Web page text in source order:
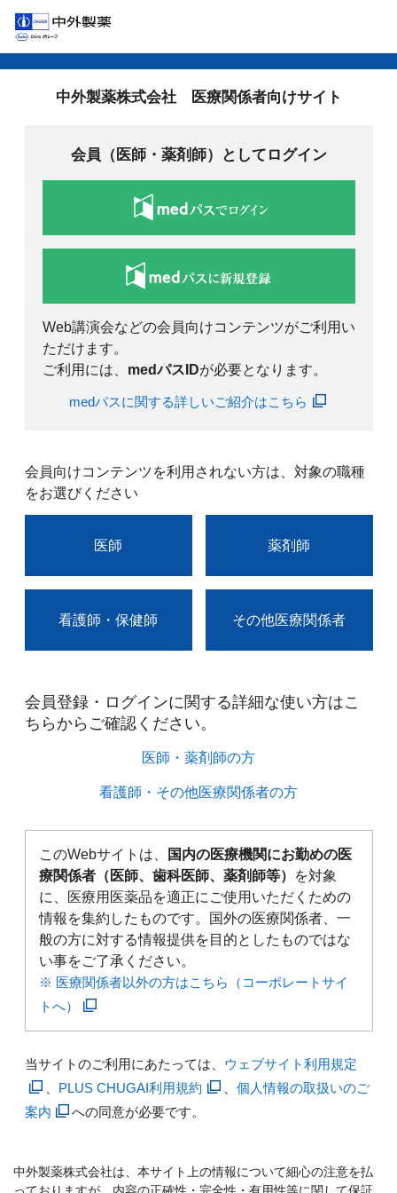
中外製薬株式会社 医療関係者向けサイト
会員（医師・薬剤師）としてログイン
Web講演会などの会員向けコンテンツがご利用い
ただけます。
ご利用には、 medパスIDが必要となります。
medパスに関する詳しいご紹介はこちら
会員向けコンテンツを利用されない方は、対象の職種
をお選びください
医師 薬剤師
看護師・保健師 その他医療関係者
会員登録・ログインに関する詳細な使い方はこ
ちらからご確認ください。​
医師・薬剤師の方​
看護師・その他医療関係者の方​
このWebサイトは、
国内の医療機関にお勤めの医
療関係者（医師、歯科医師、薬剤師等）
を対象
に、医療用医薬品を適正にご使用いただくための
情報を集約したものです。国外の医療関係者、一
般の方に対する情報提供を目的としたものではな
い事をご了承ください。
※ 医療関係者以外の方はこちら（コーポレートサイ
トへ）
当サイトのご利用にあたっては、 ウェブサイト利用規定
PLUS CHUGAI利用規約
個人情報の取扱いのご
案内
への同意が必要です。
中外製薬株式会社は、本サイト上の情報について細心の注意を払
っておりますが、内容の正確性・完全性・有用性等に関して保証